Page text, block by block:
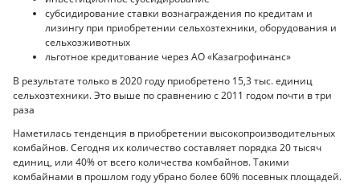
субсидирование ставки вознаграждения по кредитам и
лизингу при приобретении сельхозтехники, оборудования и
сельхозживотных
льготное кредитование через АО «Казагрофинанс»
В результате только в 2020 году приобретено 15,3 тыс. единиц
сельхозтехники. Это выше по сравнению с 2011 годом почти в три
раза
Наметилась тенденция в приобретении высокопроизводительных
комбайнов. Сегодня их количество составляет порядка 20 тысяч
единиц, или 40% от всего количества комбайнов. Такими
комбайнами в прошлом году убрано более 60% посевных площадей.